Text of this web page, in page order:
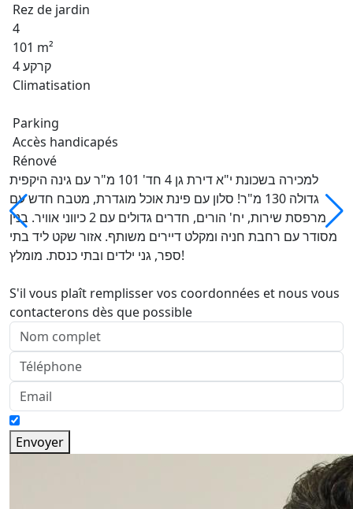
Rez de jardin
4
101 m²
קרקע 4
Climatisation
Parking
Accès handicapés
Rénové
למכירה בשכונת י"א דירת גן 4 חד' 101 מ"ר עם גינה היקפית
גדולה 130 מ"ר! סלון עם פינת אוכל מוגדרת, מטבח חדש עם
מרפסת שירות, יח' הורים, חדרים גדולים עם 2 כיווני אוויר. בנין
מסודר עם רחבת חניה ומקלט דיירים משותף. אזור שקט ליד בתי
ספר, גני ילדים ובתי כנסת. מומלץ!
S'il vous plaît remplisser vos coordonnées et nous vous
contacterons dès que possible
Envoyer